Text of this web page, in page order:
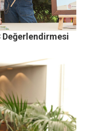
Değerlendirmesi